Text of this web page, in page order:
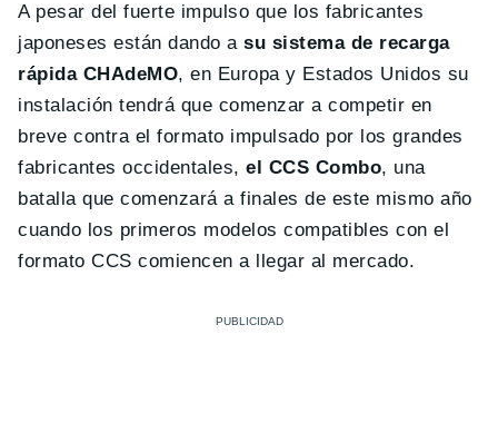
A pesar del fuerte impulso que los fabricantes
japoneses están dando asu sistema de recarga
rápida CHAdeMO, en Europa y Estados Unidos su
instalación tendrá que comenzar a competir en
breve contra el formato impulsado por los grandes
fabricantes occidentales,el CCS Combo, una
batalla que comenzará a finales de este mismo año
cuando los primeros modelos compatibles con el
formato CCS comiencen a llegar al mercado.